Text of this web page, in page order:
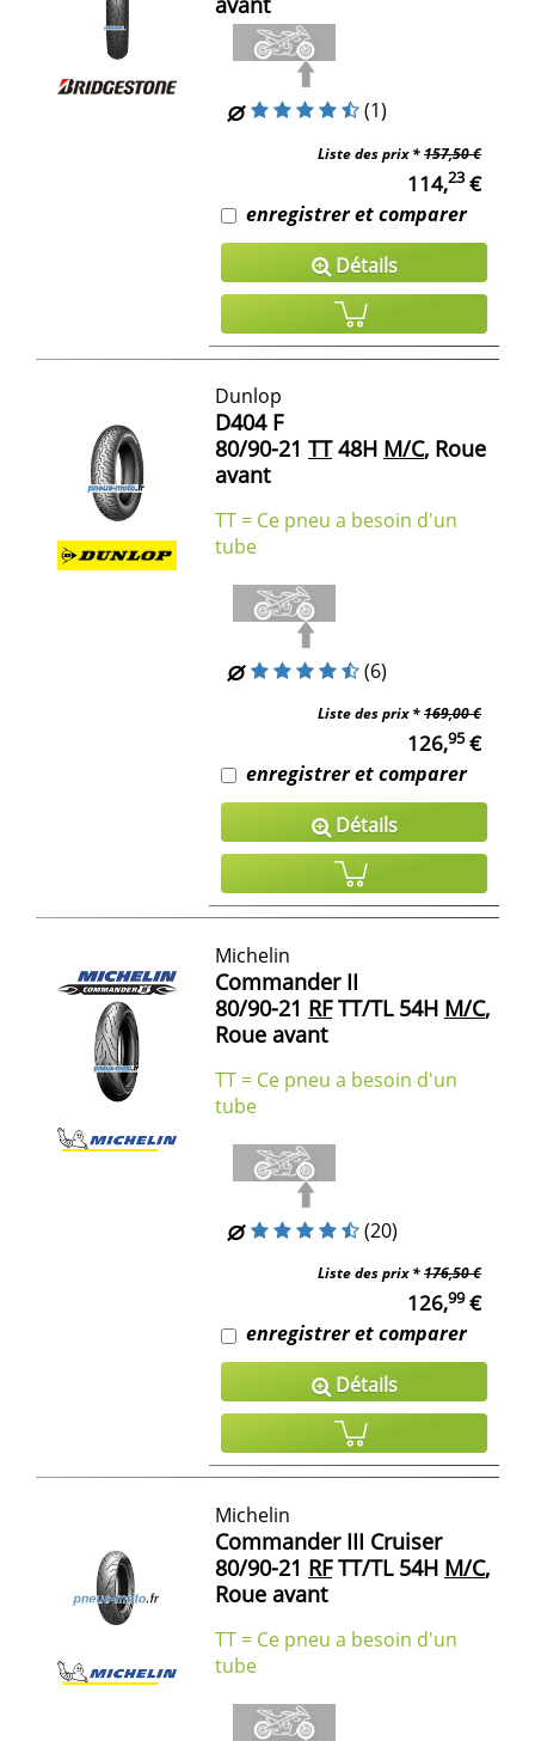
(1)
Liste des prix *157,50 €
114,23€
enregistrer et comparer
Détails
Dunlop
D404 F
80/90-21 TT48H M/C, Roue
avant
TT = Ce pneu a besoin d'un
tube
(6)
Liste des prix *169,00 €
126,95€
enregistrer et comparer
Détails
Michelin
Commander II
80/90-21 RFTT/TL 54H M/C,
Roue avant
TT = Ce pneu a besoin d'un
tube
(20)
Liste des prix *176,50 €
126,99€
enregistrer et comparer
Détails
Michelin
Commander III Cruiser
80/90-21 RFTT/TL 54H M/C,
Roue avant
TT = Ce pneu a besoin d'un
tube